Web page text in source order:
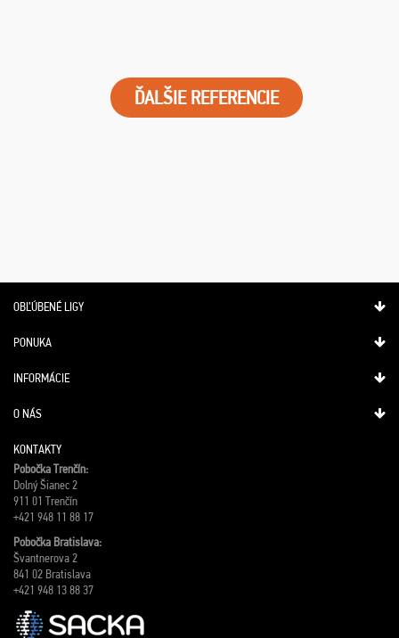
ĎALŠIE REFERENCIE
OBĽÚBENÉ LIGY
PONUKA
INFORMÁCIE
O NÁS
KONTAKTY
Pobočka Trenčín:
Dolný Šianec 2
911 01 Trenčín
+421 948 11 88 17
Pobočka Bratislava:
Švantnerova 2
841 02 Bratislava
+421 948 13 88 37